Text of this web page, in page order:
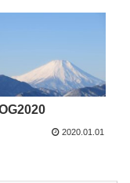
2020.01.01